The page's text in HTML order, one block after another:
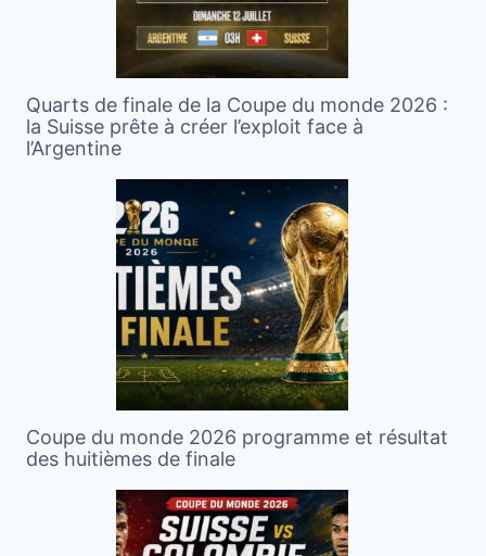
Quarts de finale de la Coupe du monde 2026 :
la Suisse prête à créer l’exploit face à
l’Argentine
Coupe du monde 2026 programme et résultat
des huitièmes de finale